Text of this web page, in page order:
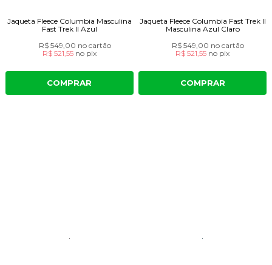
Jaqueta Fleece Columbia Masculina
Fast Trek II Azul
R$ 549,00 no cartão
R$ 521,55 no pix
COMPRAR
Jaqueta Fleece Columbia Fast Trek II
Masculina Azul Claro
R$ 549,00 no cartão
R$ 521,55 no pix
COMPRAR